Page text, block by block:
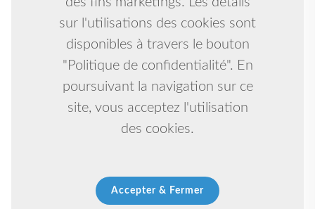
sur l'utilisations des cookies sont
disponibles à travers le bouton
"Politique de confidentialité". En
poursuivant la navigation sur ce
site, vous acceptez l'utilisation
des cookies.
Accepter & Fermer